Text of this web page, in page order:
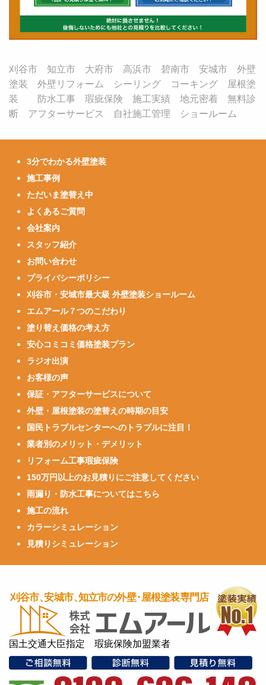
刈谷市 知立市 大府市 高浜市 碧南市 安城市 外壁
塗装 外壁リフォーム シーリング コーキング 屋根塗
装 防水工事 瑕疵保険 施工実績 地元密着 無料診
断 アフターサービス 自社施工管理 ショールーム
3分でわかる外壁塗装
施工事例
ただいま塗替え中
よくあるご質問
会社案内
スタッフ紹介
お問い合わせ
プライバシーポリシー
刈谷市・安城市最大級 外壁塗装ショールーム
エムアール７つのこだわり
塗り替え価格の考え方
安心コミコミ価格塗装プラン
ラジオ出演
お客様の声
保証・アフターサービスについて
外壁・屋根塗装の塗替えの時期の目安
国民トラブルセンターへのトラブルに注目！
業者別のメリット・デメリット
リフォーム工事瑕疵保険
150万円以上のお見積りにご注意してください
雨漏り・防水工事についてはこちら
施工の流れ
カラーシミュレーション
見積りシミュレーション
国土交通大臣指定 瑕疵保険加盟業者